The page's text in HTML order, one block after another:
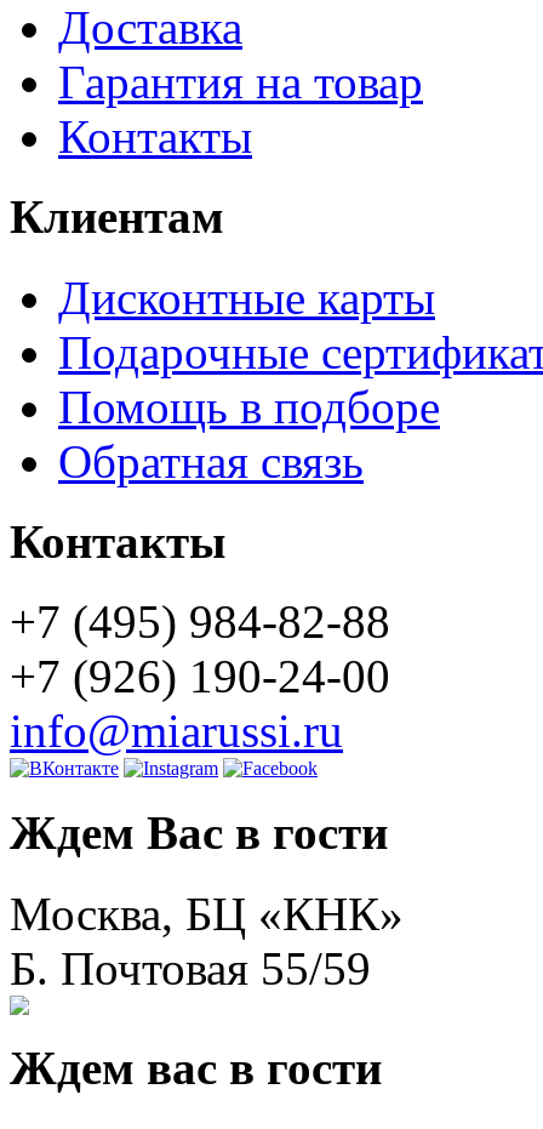
Доставка
Гарантия на товар
Контакты
Клиентам
Дисконтные карты
Подарочные
Помощь в подборе
Обратная связь
Контакты
+7 (495) 984-82-88
+7 (926) 190-24-00
info@miarussi.ru
Ждем Вас в гости
Москва, БЦ «КНК»
Б. Почтовая 55/59
Ждем вас в гости